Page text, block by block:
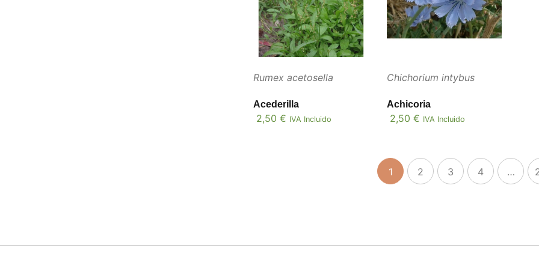
Rumex acetosella
Acederilla
2,50€ IVA Incluido
Chichorium intybus
Achicoria
2,50 € IVA Incluido
1 2 3 4 …